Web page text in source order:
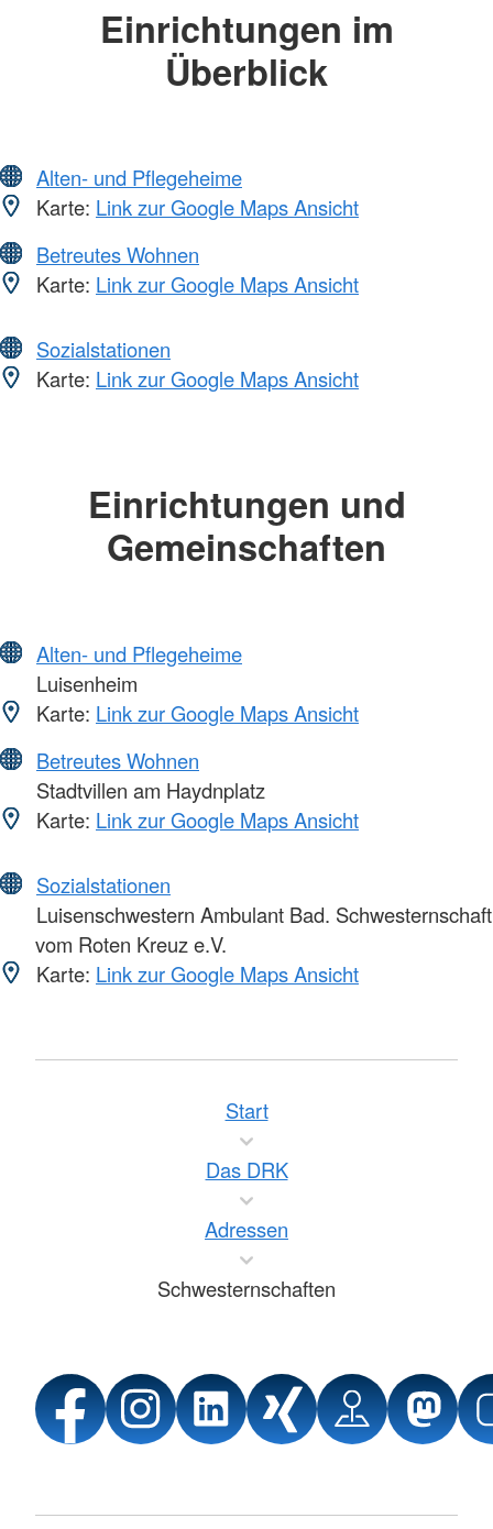
Einrichtungen im
Überblick
Alten- und Pflegeheime
Karte: Link zur Google Maps Ansicht
Betreutes Wohnen
Karte: Link zur Google Maps Ansicht
Sozialstationen
Karte: Link zur Google Maps Ansicht
Einrichtungen und
Gemeinschaften
Alten- und Pflegeheime
Luisenheim
Karte: Link zur Google Maps Ansicht
Betreutes Wohnen
Stadtvillen am Haydnplatz
Karte: Link zur Google Maps Ansicht
Sozialstationen
Luisenschwestern Ambulant Bad. Schwesternschaft
vom Roten Kreuz e.V.
Karte: Link zur Google Maps Ansicht
Start
Das DRK
Adressen
Schwesternschaften